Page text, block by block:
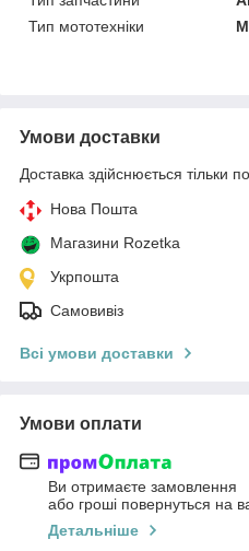
Тип мототехніки
Умови доставки
Доставка здійснюється тільки
Нова Пошта
Магазини Rozetka
Укрпошта
Самовивіз
Всі умови доставки
Умови оплати
Ви отримаєте замовлення
або гроші повернуться на
Детальніше